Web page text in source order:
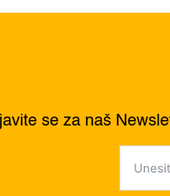
se za naš